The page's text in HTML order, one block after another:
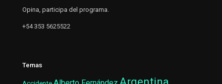
Opina, participa del programa.
+54 353 5625522
Temas